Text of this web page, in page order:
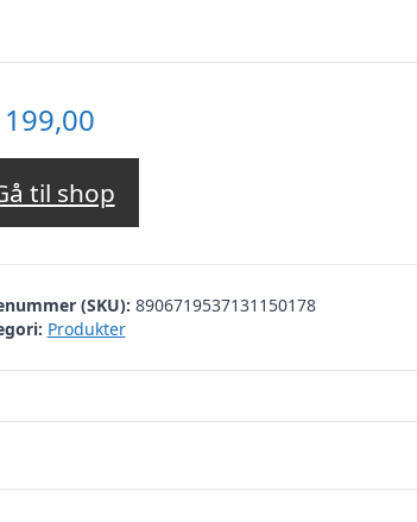
199,00
til shop
(SKU): 8906719537131150178
Produkter